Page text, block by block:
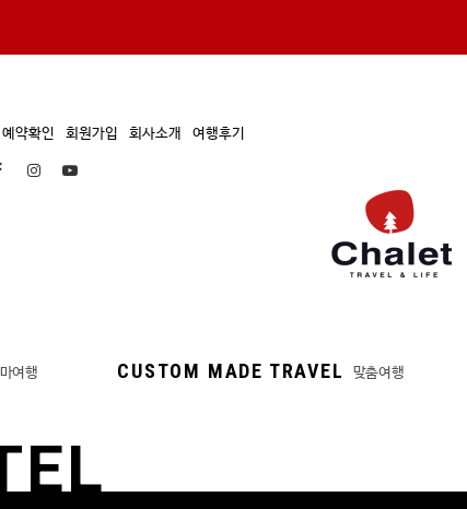
예약확인 회원가입 회사소개 여행후기
여행 CUSTOM MADE TRAVEL 맞춤여행